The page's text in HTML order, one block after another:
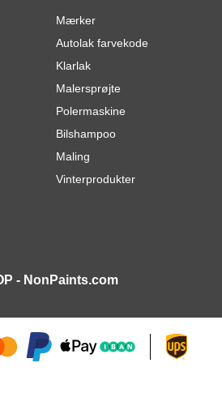
Mærker
Autolak farvekode
Klarlak
Malersprøjte
Polermaskine
Bilshampoo
Maling
Vinterprodukter
- NonPaints.com